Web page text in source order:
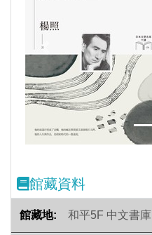
Previous
館藏資料
和平5F 中文書庫